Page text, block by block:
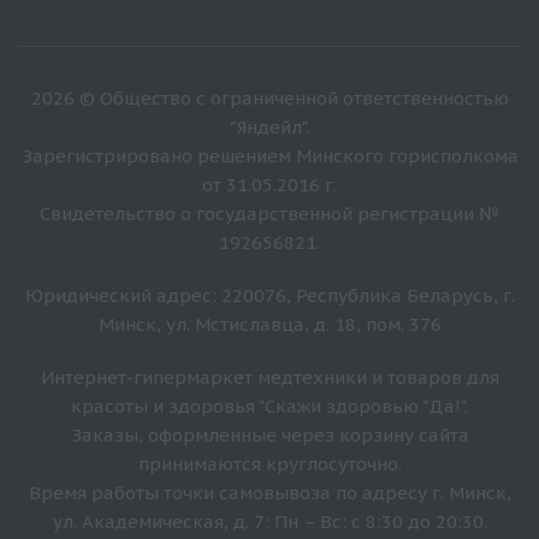
2026 © Общество с ограниченной ответственностью
"Яндейл".
Зарегистрировано решением Минского горисполкома
от 31.05.2016 г.
Свидетельство о государственной регистрации №
192656821.
Юридический адрес: 220076, Республика Беларусь, г.
Минск, ул. Мстиславца, д. 18, пом. 376
Интернет-гипермаркет медтехники и товаров для
красоты и здоровья "Скажи здоровью "Да!".
Заказы, оформленные через корзину сайта
принимаются круглосуточно.
Время работы точки самовывоза по адресу г. Минск,
ул. Академическая, д. 7: Пн – Вс: с 8:30 до 20:30.